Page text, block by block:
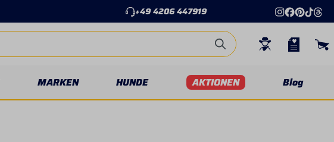
+49 4206 447919
MARKEN HUNDE AKTIONEN Blog